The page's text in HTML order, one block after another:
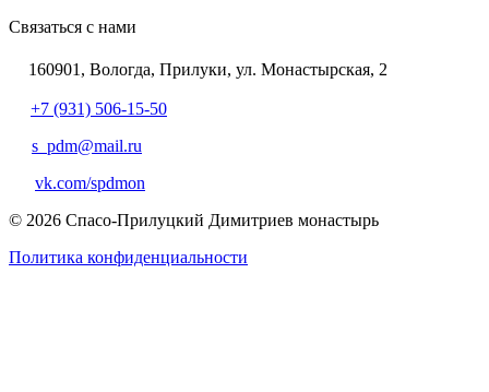
Связаться с нами
160901, Вологда, Прилуки, ул. Монастырская, 2
+7 (931) 506-15-50
s_pdm@mail.ru
vk.com/spdmon
© 2026 Спасо-Прилуцкий Димитриев монастырь
Политика конфиденциальности